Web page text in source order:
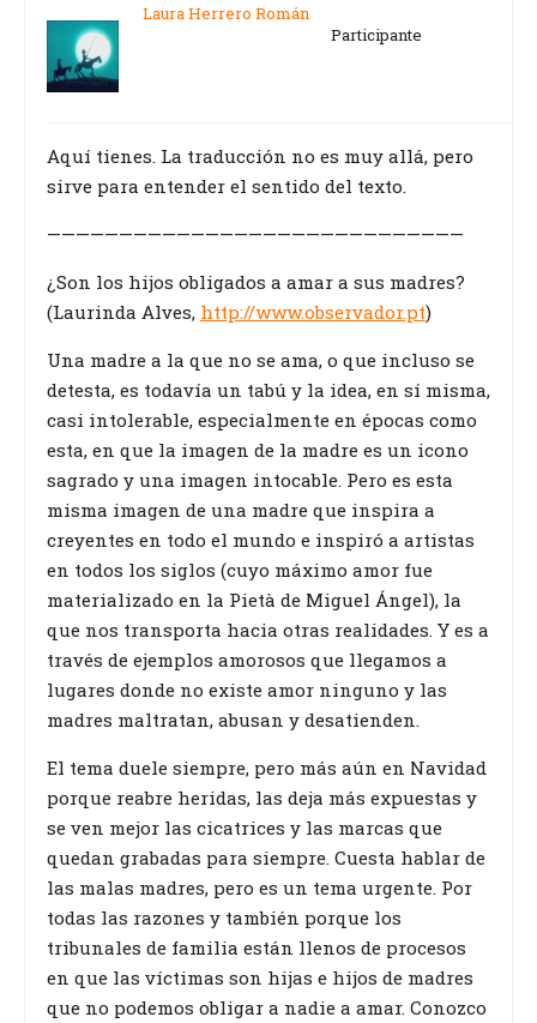
Laura Herrero Román
Participante
Aquí tienes. La traducción no es muy allá, pero
sirve para entender el sentido del texto.
—————————————————————————————
¿Son los hijos obligados a amar a sus madres?
(Laurinda Alves, http://www.observador.pt)
Una madre a la que no se ama, o que incluso se
detesta, es todavía un tabú y la idea, en sí misma,
casi intolerable, especialmente en épocas como
esta, en que la imagen de la madre es un icono
sagrado y una imagen intocable. Pero es esta
misma imagen de una madre que inspira a
creyentes en todo el mundo e inspiró a artistas
en todos los siglos (cuyo máximo amor fue
materializado en la Pietà de Miguel Ángel), la
que nos transporta hacia otras realidades. Y es a
través de ejemplos amorosos que llegamos a
lugares donde no existe amor ninguno y las
madres maltratan, abusan y desatienden.
El tema duele siempre, pero más aún en Navidad
porque reabre heridas, las deja más expuestas y
se ven mejor las cicatrices y las marcas que
quedan grabadas para siempre. Cuesta hablar de
las malas madres, pero es un tema urgente. Por
todas las razones y también porque los
tribunales de familia están llenos de procesos
en que las víctimas son hijas e hijos de madres
que no podemos obligar a nadie a amar. Conozco